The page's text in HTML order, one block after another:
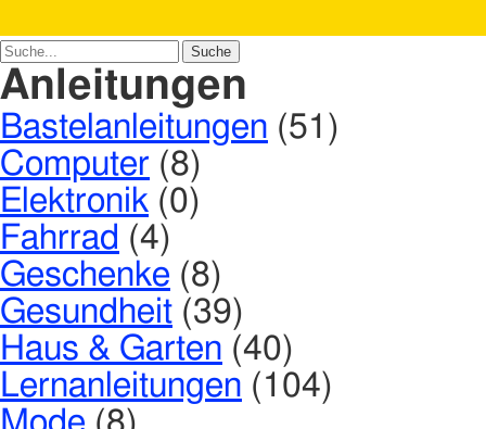
Anleitungen
Bastelanleitungen (51)
Computer (8)
Elektronik (0)
Fahrrad (4)
Geschenke (8)
Gesundheit (39)
Haus & Garten (40)
Lernanleitungen (104)